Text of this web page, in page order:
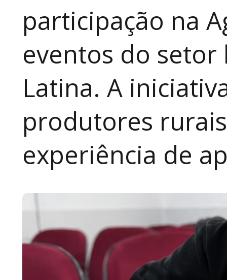
participação na
eventos do
Latina. A
produtores
experiência de